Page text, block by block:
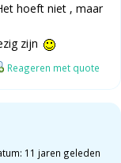
hoeft niet , maar
zijn
Reageren met quote
11 jaren geleden